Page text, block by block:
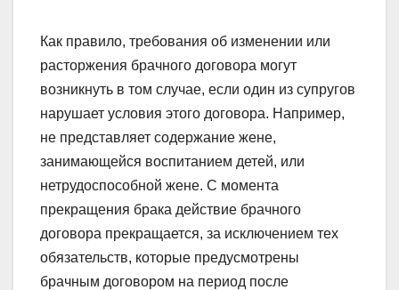
Как правило, требования об изменении или
расторжения брачного договора могут
возникнуть в том случае, если один из супругов
нарушает условия этого договора. Например,
не представляет содержание жене,
занимающейся воспитанием детей, или
нетрудоспособной жене. С момента
прекращения брака действие брачного
договора прекращается, за исключением тех
обязательств, которые предусмотрены
брачным договором на период после